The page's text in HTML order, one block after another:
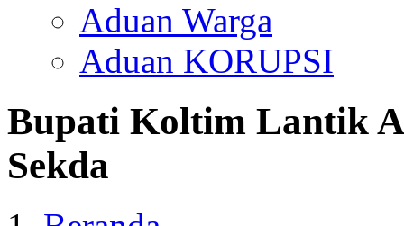
Aduan Warga
Aduan KORUPSI
Bupati Koltim Lantik
Sekda